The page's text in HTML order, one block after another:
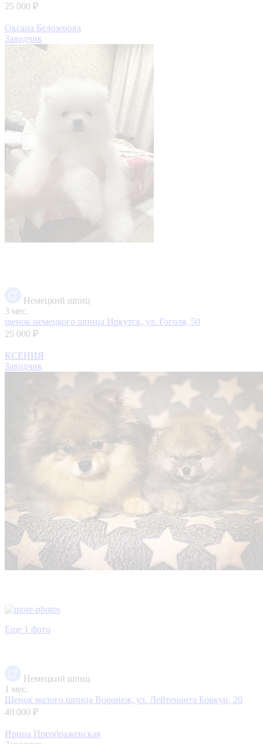
25 000 ₽
Оксана Белозерова
Заводчик
Немецкий шпиц
3 мес.
щенок немецкого шпица Иркутск, ул. Гоголя, 50
25 000 ₽
КСЕНИЯ
Заводчик
Еще 1 фото
Немецкий шпиц
1 мес.
Щенок малого шпица Воронеж, ул. Лейтенанта Бовкун, 20
40 000 ₽
Ирина Преображенская